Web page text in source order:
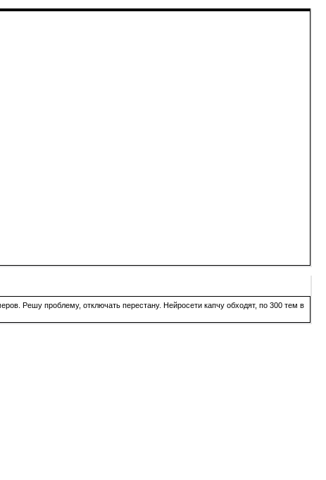
Решу проблему, отключать перестану. Нейросети капчу обходят, по 300 тем в